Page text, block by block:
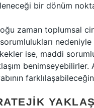
bir dönüm
zaman toplumsal
ise, maddi